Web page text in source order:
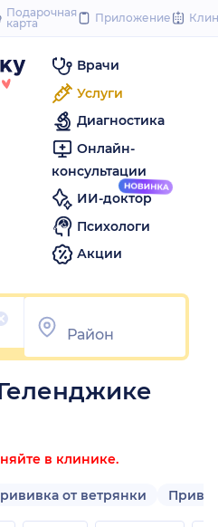
to
Подарочная
карта
Приложение
Врачи
Услуги
Диагностика
Онлайн-
консультации
ИИ-доктор
Психологи
Акции
в клинике.
от ветрянки